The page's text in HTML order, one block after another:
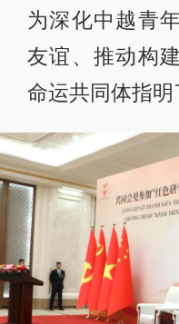
为深化中越青
友谊、推动构
命运共同体指明